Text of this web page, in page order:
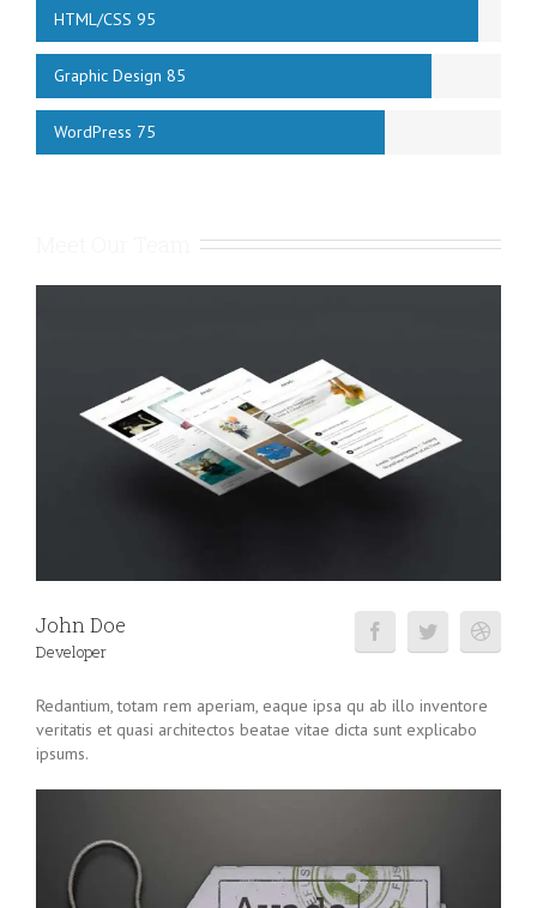
HTML/CSS 95
Graphic Design 85
WordPress 75
John Doe
Developer
Redantium, totam rem aperiam, eaque ipsa qu ab illo inventore
veritatis et quasi architectos beatae vitae dicta sunt explicabo
ipsums.